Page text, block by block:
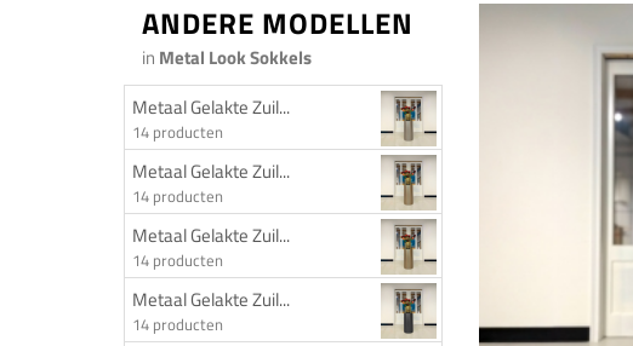
ANDERE MODELLEN
in Metal Look Sokkels
Metaal Gelakte Zuil...
14 producten
Metaal Gelakte Zuil...
14 producten
Metaal Gelakte Zuil...
14 producten
Metaal Gelakte Zuil...
14 producten